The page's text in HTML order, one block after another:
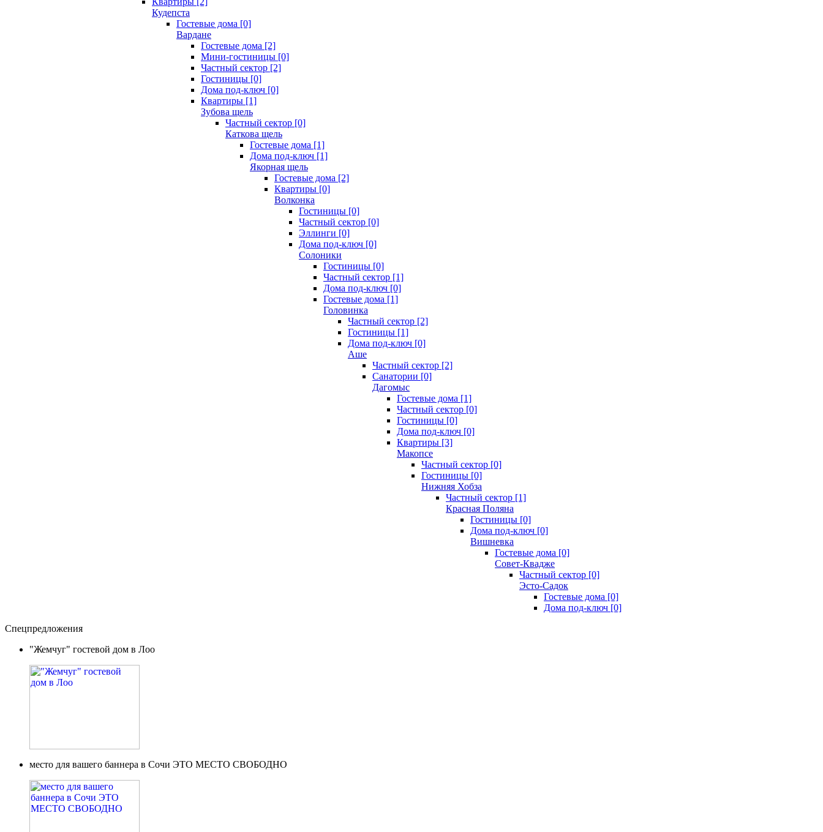
Кудепста
Гостевые дома [0]
Вардане
Гостевые дома [2]
Мини-гостиницы [0]
Частный сектор [2]
Гостиницы [0]
Дома под-ключ [0]
Квартиры [1]
Зубова щель
Частный сектор [0]
Каткова щель
Гостевые дома [1]
Дома под-ключ [1]
Якорная щель
Гостевые дома [2]
Квартиры [0]
Волконка
Гостиницы [0]
Частный сектор [0]
Эллинги [0]
Дома под-ключ [0]
Солоники
Гостиницы [0]
Частный сектор [1]
Дома под-ключ [0]
Гостевые дома [1]
Головинка
Частный сектор [2]
Гостиницы [1]
Дома под-ключ [0]
Аше
Частный сектор [2]
Санатории [0]
Дагомыс
Гостевые дома [1]
Частный сектор [0]
Гостиницы [0]
Дома под-ключ [0]
Квартиры [3]
Макопсе
Частный сектор [0]
Гостиницы [0]
Нижняя Хобза
Частный сектор [1]
Красная Поляна
Гостиницы [0]
Дома под-ключ [0]
Вишневка
Гостевые дома [0]
Совет-Квадже
Частный сектор [0]
Эсто-Садок
Гостевые дома [0]
Дома под-ключ [0]
Спецпредложения
"Жемчуг" гостевой дом в Лоо
место для вашего баннера в Сочи ЭТО МЕСТО СВОБОДНО